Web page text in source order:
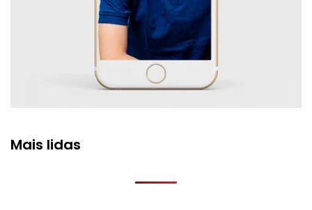
Mais lidas